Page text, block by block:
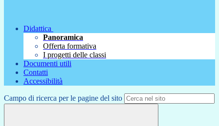
Didattica
Panoramica
Offerta formativa
I progetti delle classi
Documenti utili
Contatti
Accessibilità
Campo di ricerca per le pagine del sito